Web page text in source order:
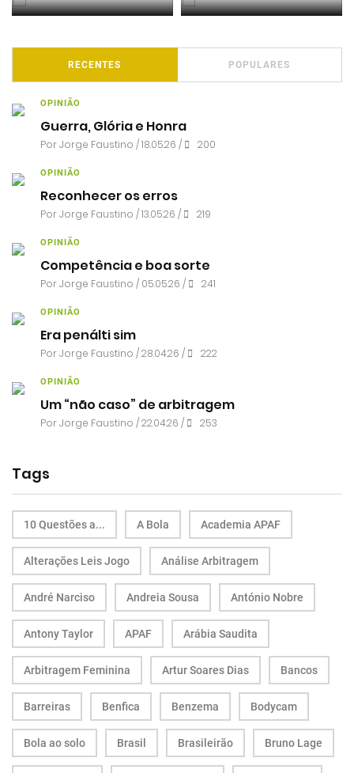
RECENTES POPULARES
OPINIÃO
Guerra, Glória e Honra
PorJorge Faustino / 18.05.26 / 200
OPINIÃO
Reconhecer os erros
PorJorge Faustino / 13.05.26 / 219
OPINIÃO
Competência e boa sorte
PorJorge Faustino / 05.05.26 / 241
OPINIÃO
Era penálti sim
PorJorge Faustino / 28.04.26 / 222
OPINIÃO
Um “não caso” de arbitragem
PorJorge Faustino / 22.04.26 / 253
Tags
10 Questões a... A Bola Academia APAF
Alterações Leis Jogo Análise Arbitragem
André Narciso Andreia Sousa António Nobre
Antony Taylor APAF Arábia Saudita
Arbitragem Feminina Artur Soares Dias Bancos
Barreiras Benfica Benzema Bodycam
Bola ao solo Brasil Brasileirão Bruno Lage